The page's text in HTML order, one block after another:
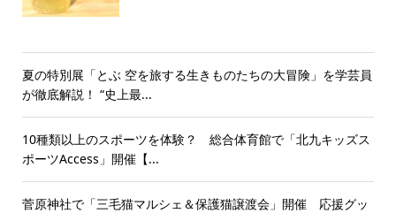
夏の特別展「とぶ 空を旅する生きものたちの大冒険」を学芸員
が徹底解説！ “史上最...
10種類以上のスポーツを体験？ 総合体育館で「北九キッズス
ポーツAccess」開催【...
菅原神社で「三毛猫マルシェ＆保護猫譲渡会」開催 応援グッ